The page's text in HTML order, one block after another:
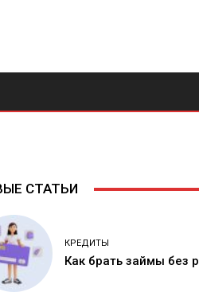
СТАТЬИ
КРЕДИТЫ
Как брать займы без